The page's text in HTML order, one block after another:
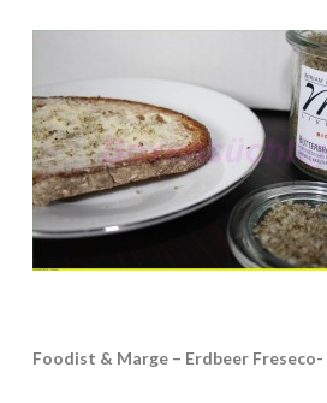
Foodist & Marge – Erdbeer Freseco-